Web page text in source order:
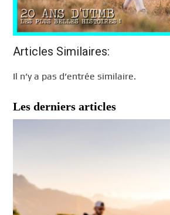
Articles Similaires:
Il n’y a pas d’entrée similaire.
Les derniers articles